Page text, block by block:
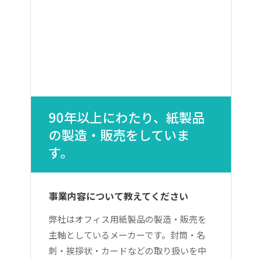
90年以上にわたり、紙製品
の製造・販売をしていま
す。
事業内容について教えてください
弊社はオフィス用紙製品の製造・販売を
主軸としているメーカーです。封筒・名
刺・挨拶状・カードなどの取り扱いを中